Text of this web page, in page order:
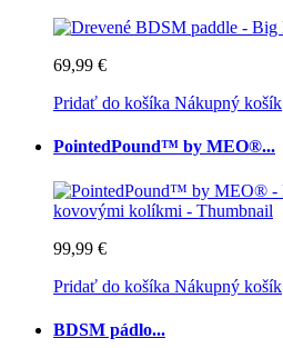
69,99 €
Pridať do košíka Nákupný košík
PointedPound™ by MEO®...
99,99 €
Pridať do košíka Nákupný košík
BDSM pádlo...